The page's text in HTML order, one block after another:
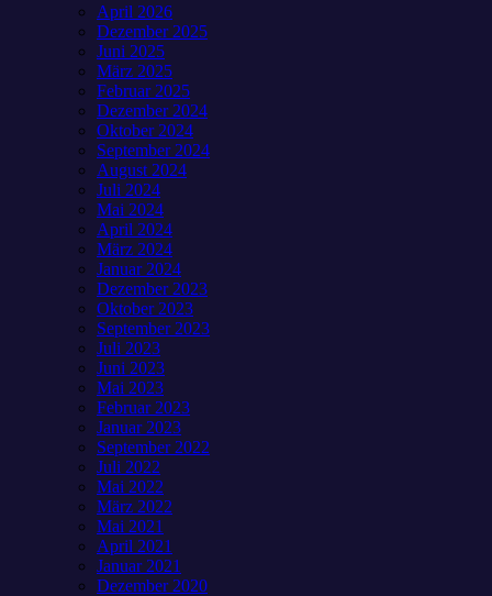
April 2026
Dezember 2025
Juni 2025
März 2025
Februar 2025
Dezember 2024
Oktober 2024
September 2024
August 2024
Juli 2024
Mai 2024
April 2024
März 2024
Januar 2024
Dezember 2023
Oktober 2023
September 2023
Juli 2023
Juni 2023
Mai 2023
Februar 2023
Januar 2023
September 2022
Juli 2022
Mai 2022
März 2022
Mai 2021
April 2021
Januar 2021
Dezember 2020